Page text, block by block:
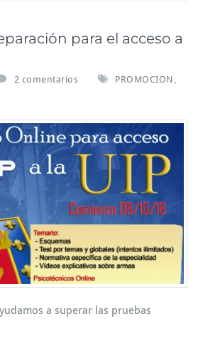
para el acceso a
2 comentarios PROMOCION
a superar las pruebas